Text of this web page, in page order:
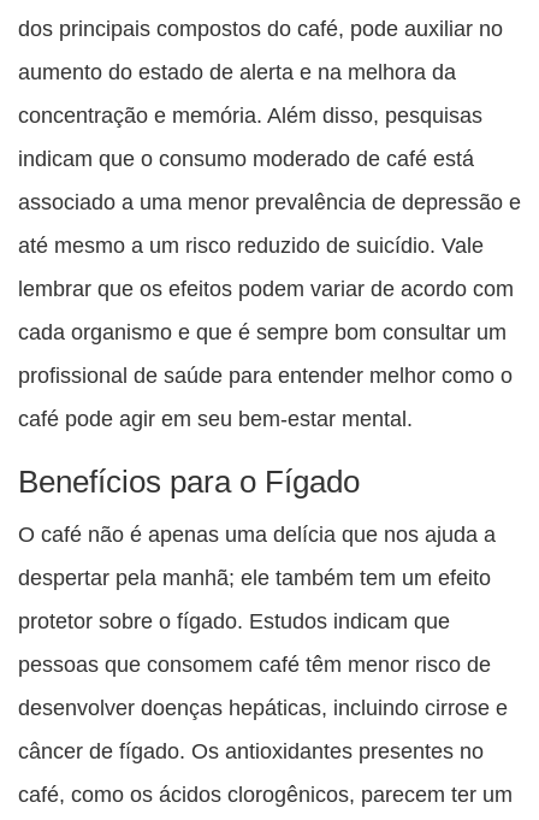
dos principais compostos do café, pode auxiliar no
aumento do estado de alerta e na melhora da
concentração e memória. Além disso, pesquisas
indicam que o consumo moderado de café está
associado a uma menor prevalência de depressão e
até mesmo a um risco reduzido de suicídio. Vale
lembrar que os efeitos podem variar de acordo com
cada organismo e que é sempre bom consultar um
profissional de saúde para entender melhor como o
café pode agir em seu bem-estar mental.
Benefícios para o Fígado
O café não é apenas uma delícia que nos ajuda a
despertar pela manhã; ele também tem um efeito
protetor sobre o fígado. Estudos indicam que
pessoas que consomem café têm menor risco de
desenvolver doenças hepáticas, incluindo cirrose e
câncer de fígado. Os antioxidantes presentes no
café, como os ácidos clorogênicos, parecem ter um